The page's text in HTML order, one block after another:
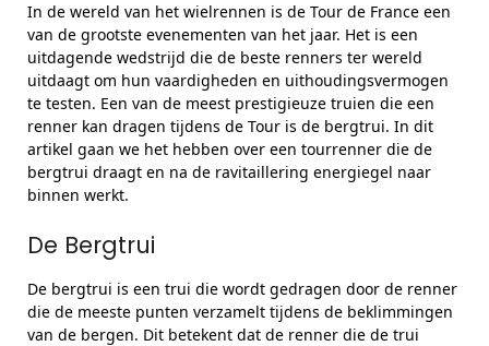
In de wereld van het wielrennen is de Tour de France een
van de grootste evenementen van het jaar. Het is een
uitdagende wedstrijd die de beste renners ter wereld
uitdaagt om hun vaardigheden en uithoudingsvermogen
te testen. Een van de meest prestigieuze truien die een
renner kan dragen tijdens de Tour is de bergtrui. In dit
artikel gaan we het hebben over een tourrenner die de
bergtrui draagt en na de ravitaillering energiegel naar
binnen werkt.
De Bergtrui
De bergtrui is een trui die wordt gedragen door de renner
die de meeste punten verzamelt tijdens de beklimmingen
van de bergen. Dit betekent dat de renner die de trui